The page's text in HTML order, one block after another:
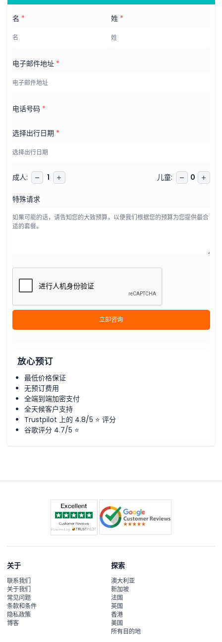
名 * 姓 *
电子邮件地址 *
电话号码 *
选择出行日期 *
成人: 1 儿童: 0
特殊请求
立即咨询
放心预订
最低价格保证
无预订费用
全端到端加密支付
全天候客户支持
Trustpilot 上的 4.8/5 ⭐ 评分
谷歌评分 4.7/5 ⭐
关于
联系我们
关于我们
常见问题
条款和条件
隐私政策
博客
探索
澳大利亚
新加坡
法国
英国
香港
美国
所有目的地